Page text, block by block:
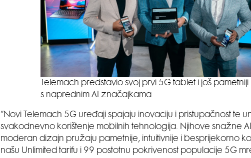
Telemach predstavio svoj prvi 5G tablet i još
s naprednim AI značajkama
“Novi Telemach 5G uređaji spajaju inovaciju i pristupačnost te
svakodnevno korištenje mobilnih tehnologija. Njihove snažne
moderan dizajn pružaju pametnije, intuitivnije i besprijekorno
našu Unlimited tarifu i 99 postotnu pokrivenost populacije 5G